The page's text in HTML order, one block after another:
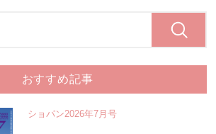
おすすめ記事
ショパン2026年7月号